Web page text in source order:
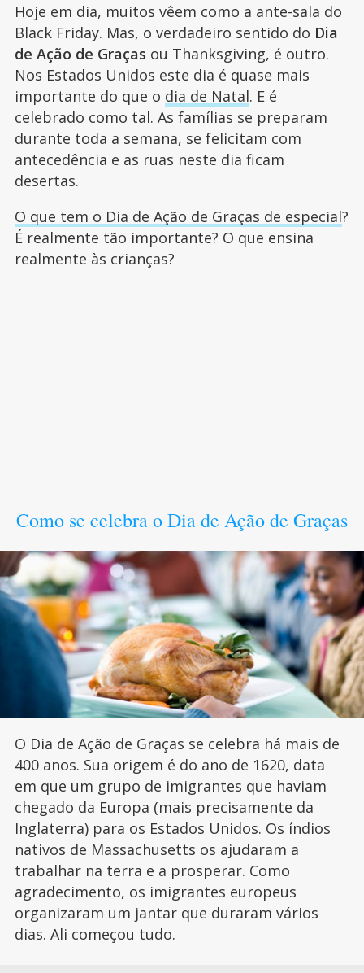
Hoje em dia, muitos vêem como a ante-sala do
Black Friday. Mas, o verdadeiro sentido do Dia
de Ação de Graças ou Thanksgiving, é outro.
Nos Estados Unidos este dia é quase mais
importante do que o dia de Natal. E é
celebrado como tal. As famílias se preparam
durante toda a semana, se felicitam com
antecedência e as ruas neste dia ficam
desertas.
O que tem o Dia de Ação de Graças de especial?
É realmente tão importante? O que ensina
realmente às crianças?
Como se celebra o Dia de Ação de Graças
O Dia de Ação de Graças se celebra há mais de
400 anos. Sua origem é do ano de 1620, data
em que um grupo de imigrantes que haviam
chegado da Europa (mais precisamente da
Inglaterra) para os Estados Unidos. Os índios
nativos de Massachusetts os ajudaram a
trabalhar na terra e a prosperar. Como
agradecimento, os imigrantes europeus
organizaram um jantar que duraram vários
dias. Ali começou tudo.